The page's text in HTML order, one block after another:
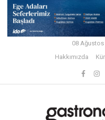
08 Ağustos
Hakkımızda